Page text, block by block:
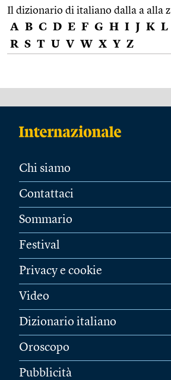
Il dizionario di italiano dalla a alla z
A B C D E F G H I J K L
R S T U V W X Y Z
Chi siamo
Contattaci
Sommario
Festival
Privacy e cookie
Video
Dizionario italiano
Oroscopo
Pubblicità